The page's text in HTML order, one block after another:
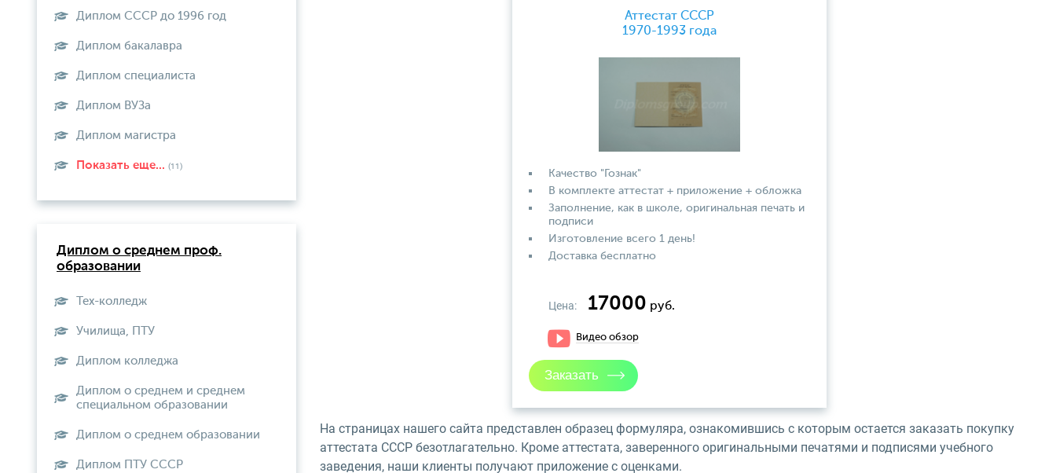
Аттестат СССР
1970-1993 года
Качество "Гознак"
В комплекте аттестат + приложение + обложка
Заполнение, как в школе, оригинальная печать и
подписи
Изготовление всего 1 день!
Доставка бесплатно
Цена: 17000 руб.
Видео обзор
На страницах нашего сайта представлен образец формуляра, ознакомившись с которым остается заказать покупку
аттестата СССР безотлагательно. Кроме аттестата, заверенного оригинальными печатями и подписями учебного
заведения, наши клиенты получают приложение с оценками.
Диплом СССР до 1996 год
Диплом бакалавра
Диплом специалиста
Диплом ВУЗа
Диплом магистра
Показать еще... (11)
Диплом о среднем проф.
образовании
Тех-колледж
Училища, ПТУ
Диплом колледжа
Диплом о среднем и среднем
специальном образовании
Диплом о среднем образовании
Диплом ПТУ СССР